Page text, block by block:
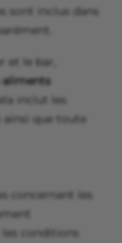
sont inclus dans
et le bar,
aliments
inclut les
ainsi que toute
concernant les
conditions